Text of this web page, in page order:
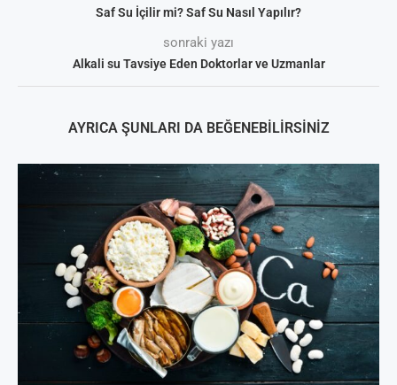
Saf Su İçilir mi? Saf Su Nasıl Yapılır?
sonraki yazı
Alkali su Tavsiye Eden Doktorlar ve Uzmanlar
AYRICA ŞUNLARI DA BEĞENEBILIRSINIZ